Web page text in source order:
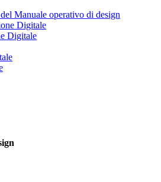
Manuale operativo di design
Digitale